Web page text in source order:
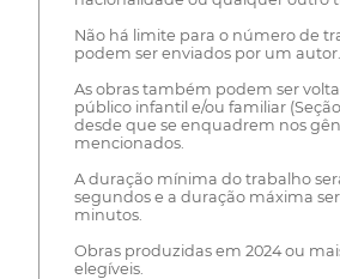
Não há limite para o número de
podem ser enviados por um autor.
As obras também podem ser
público infantil e/ou familiar
desde que se enquadrem nos
mencionados.
A duração mínima do trabalho
segundos e a duração máxima
minutos.
Obras produzidas em 2024 ou
elegíveis.